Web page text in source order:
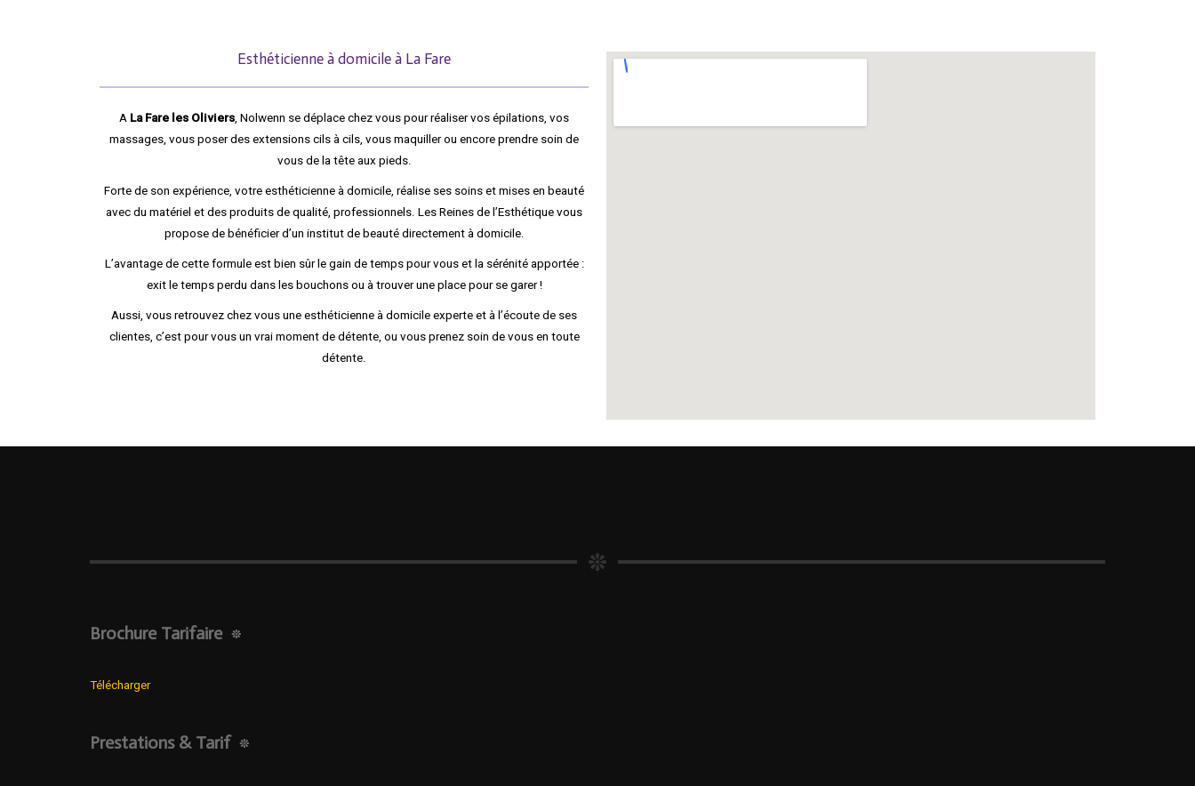
Esthéticienne à domicile à La Fare
A La Fare les Oliviers , Nolwenn se déplace chez vous pour réaliser vos épilations, vos
massages, vous poser des extensions cils à cils, vous maquiller ou encore prendre soin de
vous de la tête aux pieds.
Forte de son expérience, votre esthéticienne à domicile, réalise ses soins et mises en beauté
avec du matériel et des produits de qualité, professionnels. Les Reines de l’Esthétique vous
propose de bénéficier d’un institut de beauté directement à domicile.
L’avantage de cette formule est bien sûr le gain de temps pour vous et la sérénité apportée :
exit le temps perdu dans les bouchons ou à trouver une place pour se garer !
Aussi, vous retrouvez chez vous une esthéticienne à domicile experte et à l’écoute de ses
clientes, c’est pour vous un vrai moment de détente, ou vous prenez soin de vous en toute
détente.
Brochure Tarifaire
Télécharger
Prestations & Tarif